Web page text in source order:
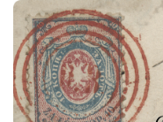
Register
Login